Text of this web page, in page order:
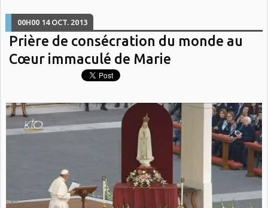
00H00 14 OCT. 2013
Prière de consécration du monde au
Cœur immaculé de Marie